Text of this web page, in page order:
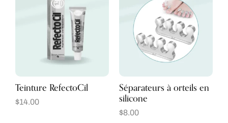
Teinture RefectoCil
$14.00
Séparateurs à orteils en
silicone
$8.00